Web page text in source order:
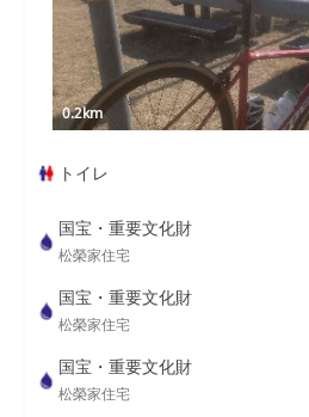
0.2km
トイレ
国宝・重要文化財
松榮家住宅
国宝・重要文化財
松榮家住宅
国宝・重要文化財
松榮家住宅